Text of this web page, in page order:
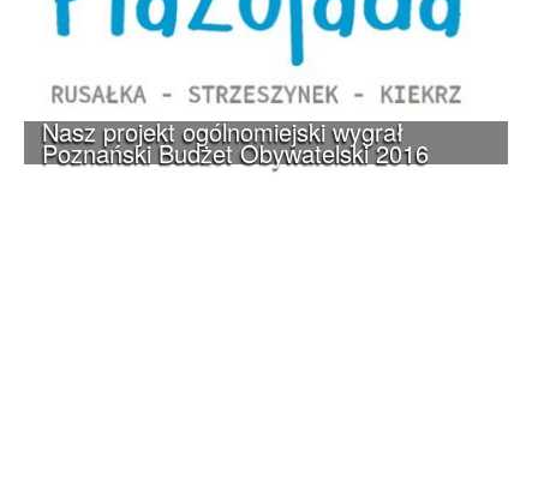
Nasz projekt ogólnomiejski wygrał
Poznański Budżet Obywatelski 2016